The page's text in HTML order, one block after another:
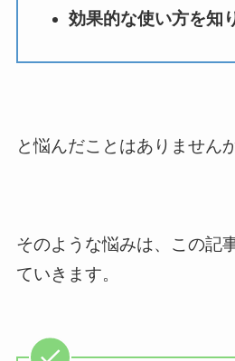
効果的な使い方を知
と悩んだことはありません
そのような悩みは、この記
ていきます。